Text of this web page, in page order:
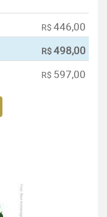
R$ 446,00
R$498,00
R$ 597,00